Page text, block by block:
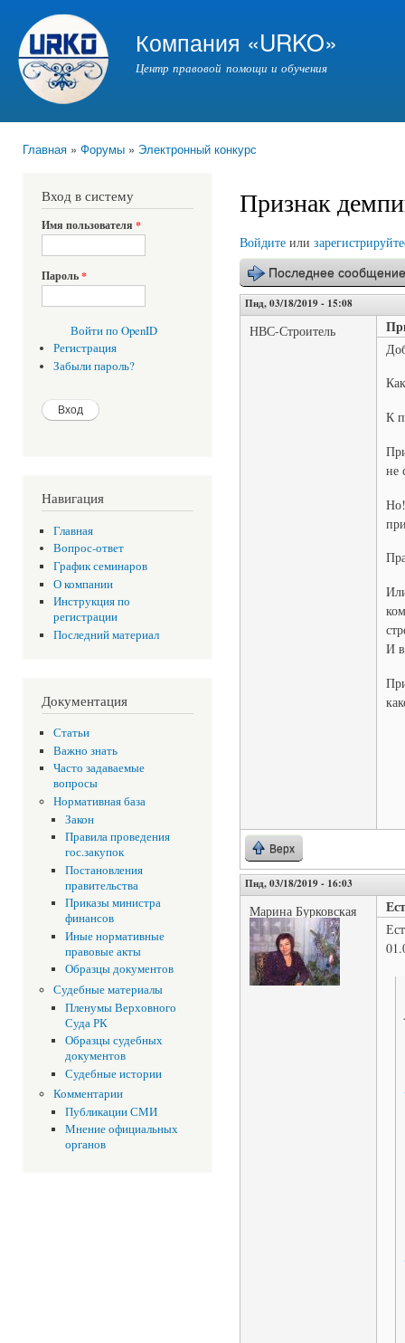
Компания «URKO»
Центр правовой помощи и обучения
Главная » Форумы » Электронный конкурс
Вход в систему
Имя пользователя *
Пароль*
Войти по OpenID
Регистрация
Забыли пароль?
Навигация
Главная
Вопрос-ответ
График семинаров
О компании
Инструкция по
регистрации
Последний материал
Документация
Статьи
Важно знать
Часто задаваемые
вопросы
Нормативная база
Закон
Правила проведения
гос.закупок
Постановления
правительства
Приказы министра
финансов
Иные нормативные
правовые акты
Образцы документов
Судебные материалы
Пленумы Верховного
Суда РК
Образцы судебных
документов
Судебные истории
Комментарии
Публикации СМИ
Мнение официальных
органов
Признак
Войдите или
Последнее сообщение
Пнд, 03/18/2019 - 15:08
НВС-Строитель
К
не
И
Верх
Пнд, 03/18/2019 - 16:03
Марина Бурковская